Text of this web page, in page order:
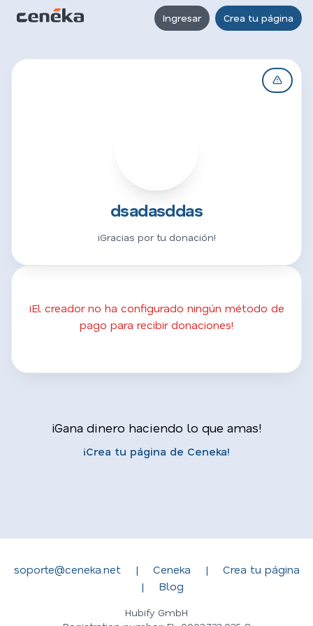
Ingresar Crea tu página
dsadasddas
¡Gracias por tu donación!
¡El creador no ha configurado ningún método de
pago para recibir donaciones!
¡Gana dinero haciendo lo que amas!
¡Crea tu página de Ceneka!
soporte@ceneka.net | Ceneka |
Crea tu página
|
Blog
Hubify GmbH